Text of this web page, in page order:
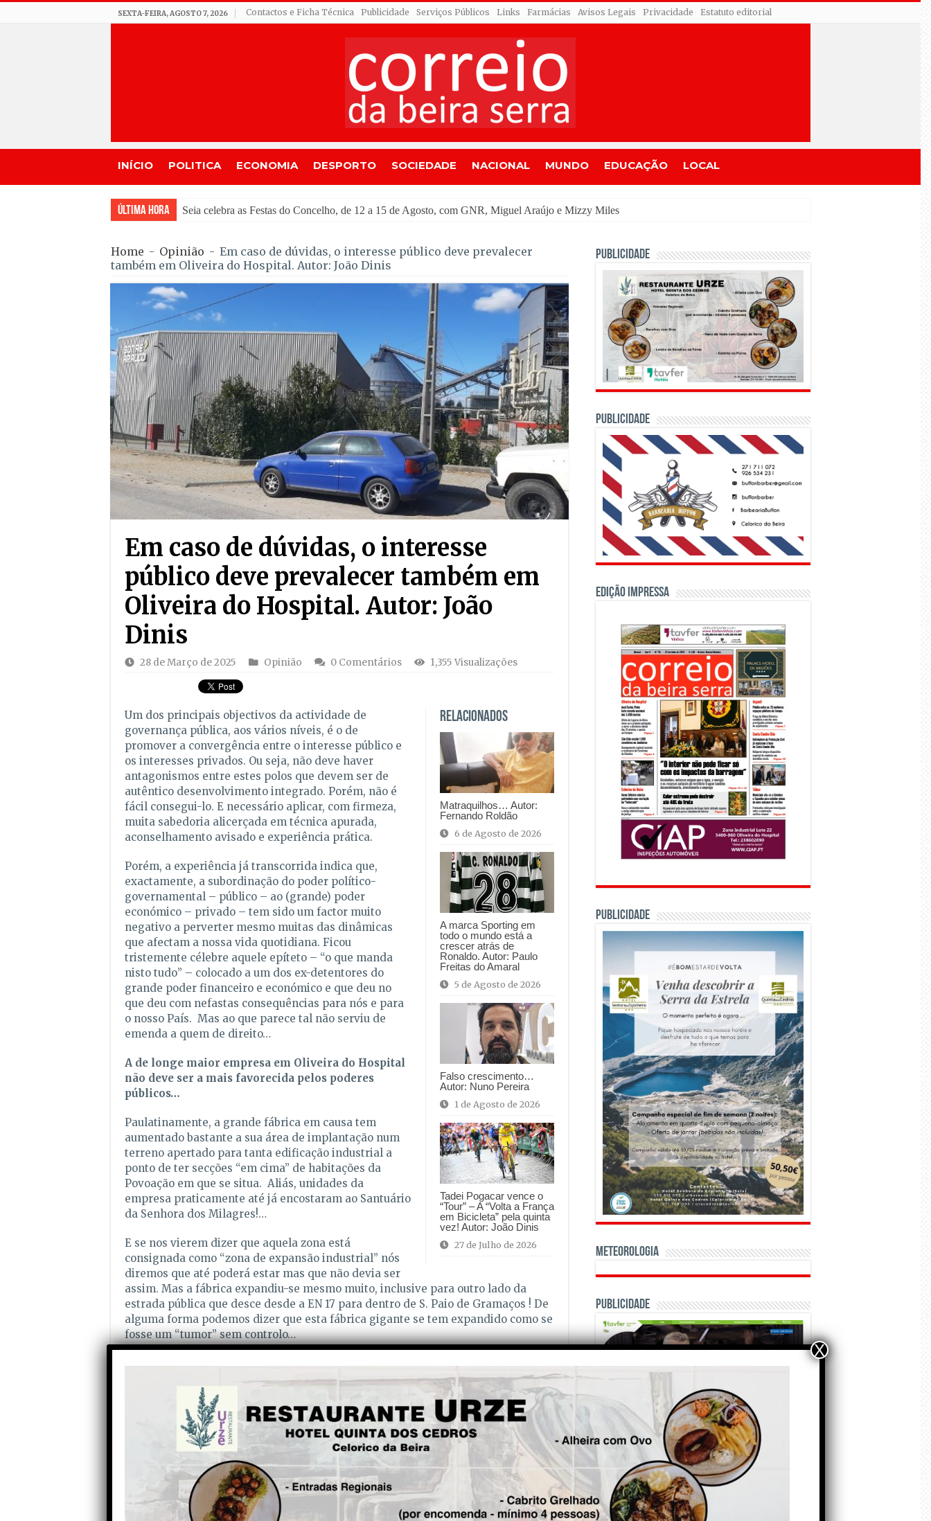
SEXTA-FEIRA, AGOSTO 7, 2026 Contactos e Ficha Técnica Publicidade Serviços Públicos Links Farmácias Avisos Legais Privacidade Estatuto editorial
INÍCIO POLITICA ECONOMIA DESPORTO SOCIEDADE NACIONAL MUNDO EDUCAÇÃO LOCAL
Última Hora GNR de Gouveia des
Home - Opinião - Em caso de dúvidas, o interesse público deve prevalecer
também em Oliveira do Hospital. Autor: João Dinis
Em caso de dúvidas, o interesse
público deve prevalecer também em
Oliveira do Hospital. Autor: João
Dinis
28 de Março de 2025 Opinião 0 Comentários 1,355 Visualizações
Relacionados
Matraquilhos… Autor:
Fernando Roldão
6 de Agosto de 2026
A marca Sporting em
todo o mundo está a
crescer atrás de
Ronaldo. Autor: Paulo
Freitas do Amaral
5 de Agosto de 2026
Falso crescimento…
Autor: Nuno Pereira
1 de Agosto de 2026
Tadei Pogacar vence o
“Tour” – A “Volta a França
em Bicicleta” pela quinta
vez! Autor: João Dinis
27 de Julho de 2026
Um dos principais objectivos da actividade de
governança pública, aos vários níveis, é o de
promover a convergência entre o interesse público e
os interesses privados. Ou seja, não deve haver
antagonismos entre estes polos que devem ser de
autêntico desenvolvimento integrado. Porém, não é
fácil consegui-lo. E necessário aplicar, com firmeza,
muita sabedoria alicerçada em técnica apurada,
aconselhamento avisado e experiência prática.
Porém, a experiência já transcorrida indica que,
exactamente, a subordinação do poder político-
governamental – público – ao (grande) poder
económico – privado – tem sido um factor muito
negativo a perverter mesmo muitas das dinâmicas
que afectam a nossa vida quotidiana. Ficou
tristemente célebre aquele epíteto – “o que manda
nisto tudo” – colocado a um dos ex-detentores do
grande poder financeiro e económico e que deu no
que deu com nefastas consequências para nós e para
o nosso País. Mas ao que parece tal não serviu de
emenda a quem de direito…
A de longe maior empresa em Oliveira do Hospital
não deve ser a mais favorecida pelos poderes
públicos…
Paulatinamente, a grande fábrica em causa tem
aumentado bastante a sua área de implantação num
terreno apertado para tanta edificação industrial a
ponto de ter secções “em cima” de habitações da
Povoação em que se situa. Aliás, unidades da
empresa praticamente até já encostaram ao Santuário
da Senhora dos Milagres!…
E se nos vierem dizer que aquela zona está
consignada como “zona de expansão industrial” nós
diremos que até poderá estar mas que não devia ser
assim. Mas a fábrica expandiu-se mesmo muito, inclusive para outro lado da
estrada pública que desce desde a EN 17 para dentro de S. Paio de Gramaços ! De
alguma forma podemos dizer que esta fábrica gigante se tem expandido como se
fosse um “tumor” sem controlo…
E também afirmamos que tudo aquilo que for bom para essa empresa, que é uma
grande multinacional, não é automaticamente bom para o município de Oliveira
Parque de painéis solares fotovoltaicos a instalar pela mesma empresa no
Vale do Alva será outro caso de erro grave praticado também pela Câmara
Municipal.
É muito recente a aprovação em sessão de Câmara Municipal pela maioria
absoluta do PS, de um grande Parque de Painéis Solares Fotovoltaicos a instalar
pela mesma empresa agora na vertente que desce para a margem direita do Rio
PUBLICIDADE
PUBLICIDADE
Edição Impressa
PUBLICIDADE
Meteorologia
Publicidade
OPINIÃO E CRÓNICAS
Matraquilhos… Autor:
Fernando Roldão
6 de Agosto de 2026
X